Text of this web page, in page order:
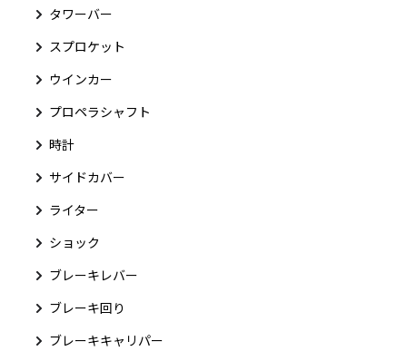
タワーバー
スプロケット
ウインカー
プロペラシャフト
時計
サイドカバー
ライター
ショック
ブレーキレバー
ブレーキ回り
ブレーキキャリパー